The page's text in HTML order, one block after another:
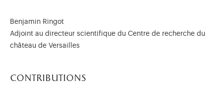
Benjamin Ringot
Adjoint au directeur scientifique du Centre de recherche du
château de Versailles
contributions